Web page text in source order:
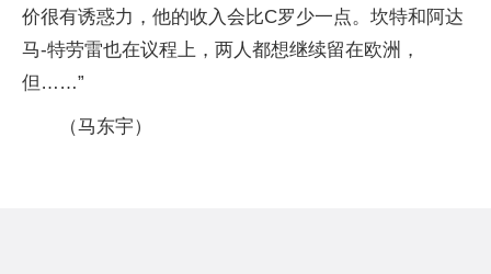
价很有诱惑力，他的收入会比C罗少一点。坎特和阿达
马-特劳雷也在议程上，两人都想继续留在欧洲，
但……”
（马东宇）